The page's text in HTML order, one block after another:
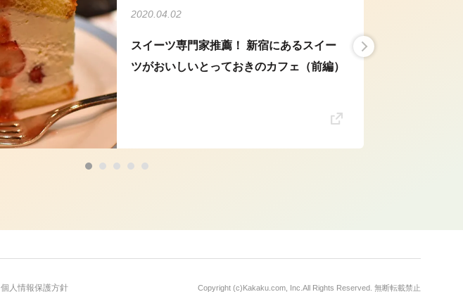
2020.04.02
スイーツ専門家推薦！ 新宿にあるスイー
ツがおいしいとっておきのカフェ（前編）
個人情報保護方針 Copyright (c)Kakaku.com, Inc. All Rights Reserved. 無断転載禁止